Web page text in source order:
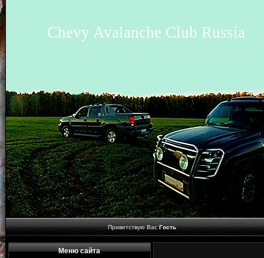
Chevy Avalanche Club Russia
Приветствую Вас Гость
Меню сайта